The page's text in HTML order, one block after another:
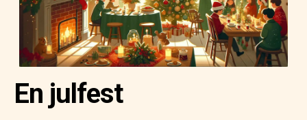
En julfest